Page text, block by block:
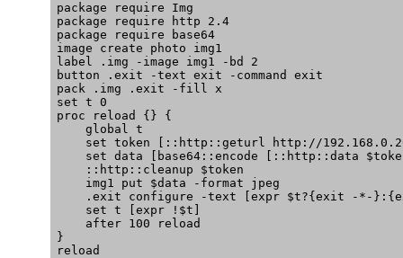
package require Img
package require http 2.4
package require base64
image create photo img1
label .img -image img1 -bd 2
button .exit -text exit -command exit
pack .img .exit -fill x
set t 0
proc reload {} {
    global t
set token [::http::geturl http://
set data [base64::encode [::http::data
    ::http::cleanup $token
    img1 put $data -format jpeg
.exit configure -text [expr $t?{exit -*-
    set t [expr !$t]
    after 100 reload
}
reload